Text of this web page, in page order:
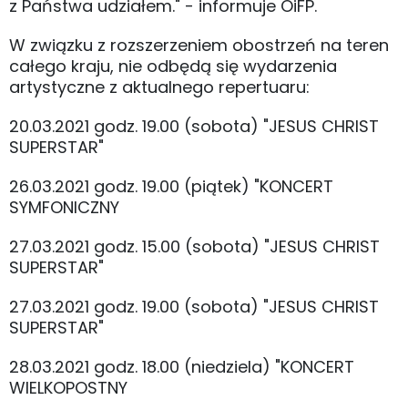
z Państwa udziałem." - informuje OiFP.
W związku z rozszerzeniem obostrzeń na teren
całego kraju, nie odbędą się wydarzenia
artystyczne z aktualnego repertuaru:
20.03.2021 godz. 19.00 (sobota) "JESUS CHRIST
SUPERSTAR"
26.03.2021 godz. 19.00 (piątek) "KONCERT
SYMFONICZNY
27.03.2021 godz. 15.00 (sobota) "JESUS CHRIST
SUPERSTAR"
27.03.2021 godz. 19.00 (sobota) "JESUS CHRIST
SUPERSTAR"
28.03.2021 godz. 18.00 (niedziela) "KONCERT
WIELKOPOSTNY